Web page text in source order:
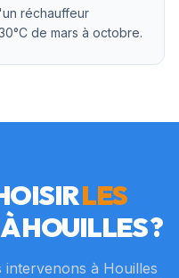
réchauffeur
de mars à octobre.
LES
ÀHOUILLES?
intervenons à Houilles